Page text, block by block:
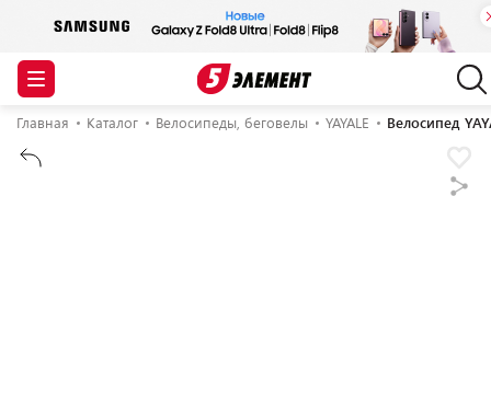
Главная Каталог Велосипеды, беговелы YAYALE Велосипед